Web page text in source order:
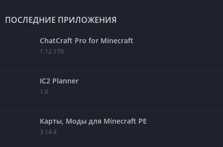
ПОСЛЕДНИЕ ПРИЛОЖЕНИЯ
ChatCraft Pro for Minecraft
1.12.170
IC2 Planner
1.6
Карты, Моды для Minecraft PE
3.14.4